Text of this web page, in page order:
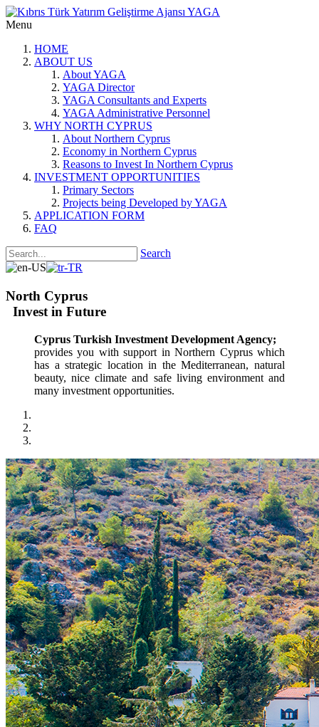
Menu
HOME
ABOUT US
About YAGA
YAGA Director
YAGA Consultants and Experts
YAGA Administrative Personnel
WHY NORTH CYPRUS
About Northern Cyprus
Economy in Northern Cyprus
Reasons to Invest In Northern Cyprus
INVESTMENT OPPORTUNITIES
Primary Sectors
Projects being Developed by YAGA
APPLICATION FORM
FAQ
Search
North Cyprus
Invest in Future
Cyprus Turkish Investment Development Agency;
provides you with support in Northern Cyprus which
has a strategic location in the Mediterranean, natural
beauty, nice climate and safe living environment and
many investment opportunities.